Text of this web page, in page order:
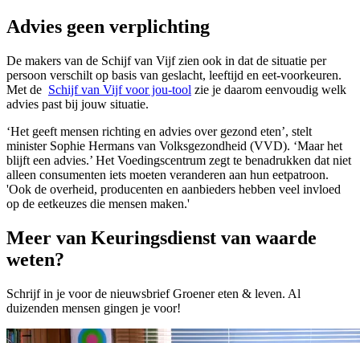
Advies geen verplichting
De makers van de Schijf van Vijf zien ook in dat de situatie per
persoon verschilt op basis van geslacht, leeftijd en eet-voorkeuren.
Met de Schijf van Vijf voor jou-tool zie je daarom eenvoudig welk
advies past bij jouw situatie.
‘Het geeft mensen richting en advies over gezond eten’, stelt
minister Sophie Hermans van Volksgezondheid (VVD). ‘Maar het
blijft een advies.’ Het Voedingscentrum zegt te benadrukken dat niet
alleen consumenten iets moeten veranderen aan hun eetpatroon.
'Ook de overheid, producenten en aanbieders hebben veel invloed
op de eetkeuzes die mensen maken.'
Meer van Keuringsdienst van waarde
weten?
Schrijf in je voor de nieuwsbrief Groener eten & leven. Al
duizenden mensen gingen je voor!